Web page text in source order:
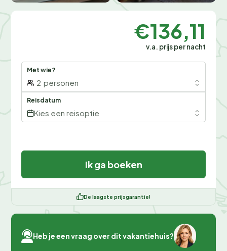
€136,11
v.a. prijs per nacht
Met wie?
2 personen
Reisdatum
Kies een reisoptie
Ik ga boeken
De laagste prijsgarantie!
Heb je een vraag over dit vakantiehuis?